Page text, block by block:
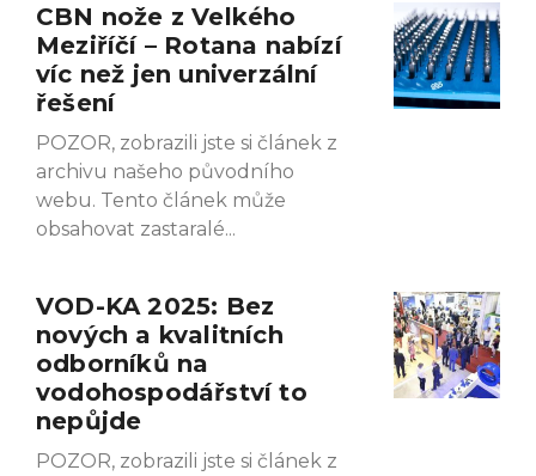
CBN nože z Velkého
Meziříčí – Rotana nabízí
víc než jen univerzální
řešení
POZOR, zobrazili jste si článek z
archivu našeho původního
webu. Tento článek může
obsahovat zastaralé
VOD-KA 2025: Bez
nových a kvalitních
odborníků na
vodohospodářství to
nepůjde
POZOR, zobrazili jste si článek z